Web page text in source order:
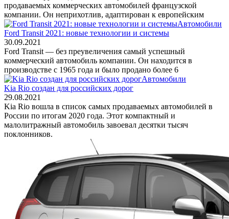
продаваемых коммерческих автомобилей французской
компании. Он неприхотлив, адаптирован к европейским
Автомобили
Ford Transit 2021: новые технологии и системы
30.09.2021
Ford Transit — без преувеличения самый успешный
коммерческий автомобиль компании. Он находится в
производстве с 1965 года и было продано более 6
Автомобили
Kia Rio создан для российских дорог
29.08.2021
Kia Rio вошла в список самых продаваемых автомобилей в
России по итогам 2020 года. Этот компактный и
малолитражный автомобиль завоевал десятки тысяч
поклонников.